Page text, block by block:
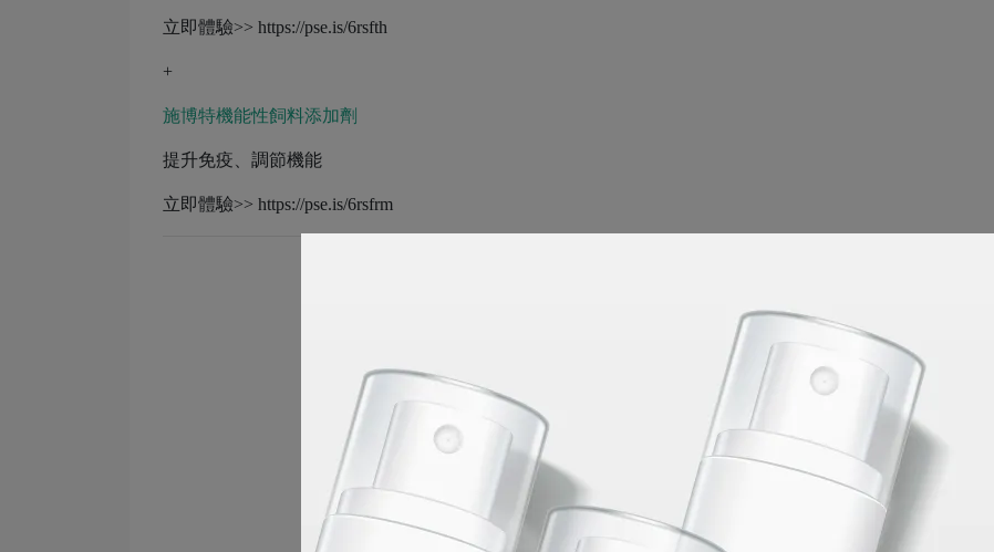
立即體驗>> https://pse.is/6rsfth
+
施博特機能性飼料添加劑
提升免疫、調節機能
立即體驗>> https://pse.is/6rsfrm